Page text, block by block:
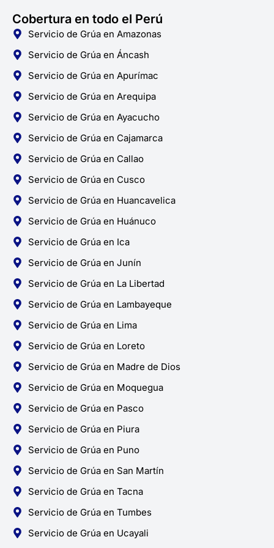
Cobertura en todo el Perú
Servicio de Grúa en Amazonas
Servicio de Grúa en Áncash
Servicio de Grúa en Apurímac
Servicio de Grúa en Arequipa
Servicio de Grúa en Ayacucho
Servicio de Grúa en Cajamarca
Servicio de Grúa en Callao
Servicio de Grúa en Cusco
Servicio de Grúa en Huancavelica
Servicio de Grúa en Huánuco
Servicio de Grúa en Ica
Servicio de Grúa en Junín
Servicio de Grúa en La Libertad
Servicio de Grúa en Lambayeque
Servicio de Grúa en Lima
Servicio de Grúa en Loreto
Servicio de Grúa en Madre de Dios
Servicio de Grúa en Moquegua
Servicio de Grúa en Pasco
Servicio de Grúa en Piura
Servicio de Grúa en Puno
Servicio de Grúa en San Martín
Servicio de Grúa en Tacna
Servicio de Grúa en Tumbes
Servicio de Grúa en Ucayali